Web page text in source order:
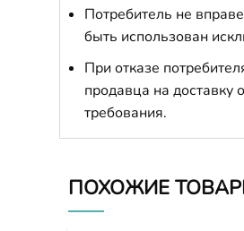
Потребитель не
быть использован
При отказе
продавца на доставку
требования.
ПОХОЖИЕ